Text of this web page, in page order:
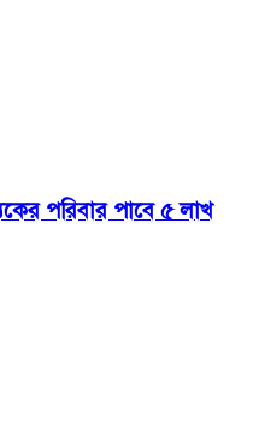
পরিবার পাবে ৫ লাখ